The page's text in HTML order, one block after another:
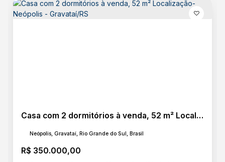
Casa com 2 dormitórios à venda, 52 m² Localização- Neópolis - Gravataí/RS
R$ 350.000,00
Neópolis, Gravataí, Rio Grande do Sul, Brasil